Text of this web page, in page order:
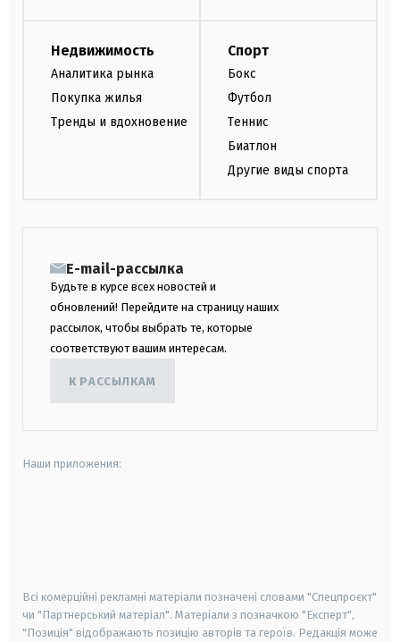
Недвижимость
Аналитика рынка
Покупка жилья
Тренды и вдохновение
Спорт
Бокс
Футбол
Теннис
Биатлон
Другие виды спорта
E-mail-рассылка
Будьте в курсе всех новостей и
обновлений! Перейдите на страницу наших
рассылок, чтобы выбрать те, которые
соответствуют вашим интересам.
К РАССЫЛКАМ
Наши приложения:
Всі комерційні рекламні матеріали позначені словами "Спецпроєкт"
чи "Партнерський матеріал". Матеріали з позначкою "Експерт",
"Позиція" відображають позицію авторів та героїв. Редакція може